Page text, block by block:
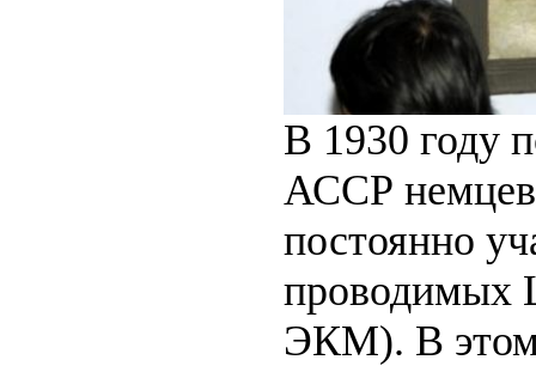
В 1930 году
АССР немцев
постоянно
проводимых
ЭКМ). В этом